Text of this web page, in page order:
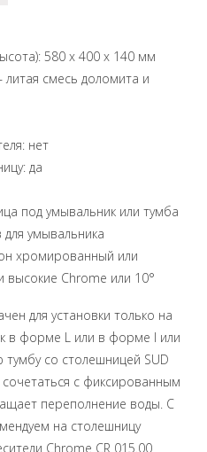
580 x 400 x 140 мм
литая смесь доломита и
нет
да
под умывальник или тумба
умывальника
хромированный или
высокие Chrome или 10°
для установки только на
в форме L или в форме I или
тумбу со столешницей SUD
с фиксированным
переполнение воды. С
на столешницу
Chrome CR 015.00